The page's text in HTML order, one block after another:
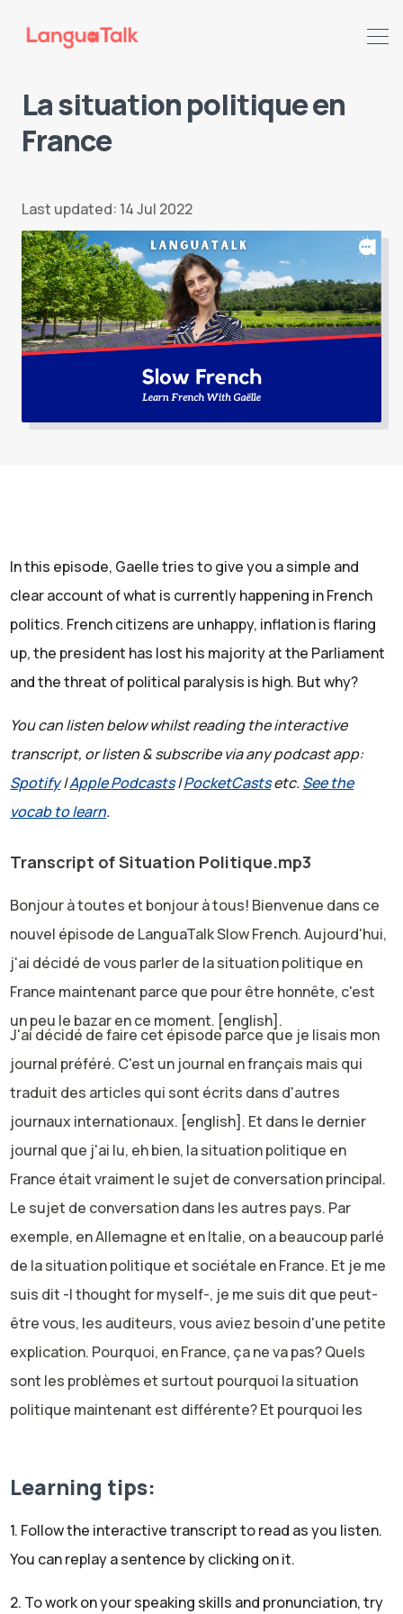
La situation politique en
France
Last updated: 14 Jul 2022
In this episode, Gaelle tries to give you a simple and
clear account of what is currently happening in French
politics. French citizens are unhappy, inflation is flaring
up, the president has lost his majority at the Parliament
and the threat of political paralysis is high. But why?
You can listen below whilst reading the interactive
transcript, or listen & subscribe via any podcast app:
Spotify|Apple Podcasts|PocketCastsetc.See the
vocab to learn.
Transcript of Situation Politique.mp3
Bonjour à toutes et bonjour à tous! Bienvenue dans ce
nouvel épisode de LanguaTalk Slow French. Aujourd'hui,
j'ai décidé de vous parler de la situation politique en
France maintenant parce que pour être honnête, c'est
un peu le bazar en ce moment. [english].
J'ai décidé de faire cet épisode parce que je lisais mon
journal préféré. C'est un journal en français mais qui
traduit des articles qui sont écrits dans d'autres
journaux internationaux. [english]. Et dans le dernier
journal que j'ai lu, eh bien, la situation politique en
France était vraiment le sujet de conversation principal.
Le sujet de conversation dans les autres pays. Par
exemple, en Allemagne et en Italie, on a beaucoup parlé
de la situation politique et sociétale en France. Et je me
suis dit -I thought for myself-, je me suis dit que peut-
être vous, les auditeurs, vous aviez besoin d'une petite
explication. Pourquoi, en France, ça ne va pas? Quels
sont les problèmes et surtout pourquoi la situation
politique maintenant est différente? Et pourquoi les
Donc c'est ce que nous allons voir aujourd'hui. Pour
France, c'est une démocratie avec un président de la
République. Il s'appelle Emmanuel Macron et il y a aussi
un régime parlementaire, donc avec un Parlement. Et
Learning tips:
1. Follow the interactive transcript to read as you listen.
You can replay a sentence by clicking on it.
2. To work on your speaking skills and pronunciation, try